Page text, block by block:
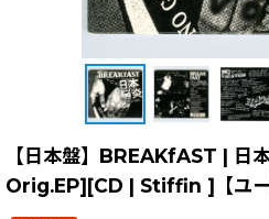
【日本盤】BREAKfAST | 日
Orig.EP][CD | Stiffin ]【ユー